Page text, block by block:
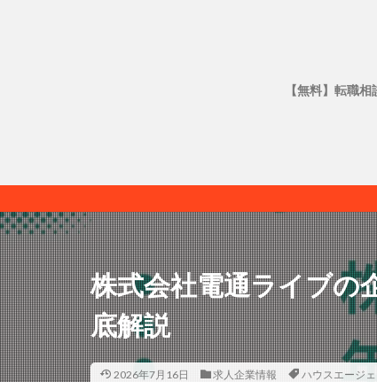
【無料】転職相
株式会社電通ライブの
底解説
2026年7月16日 求人企業情報 ハウスエージ